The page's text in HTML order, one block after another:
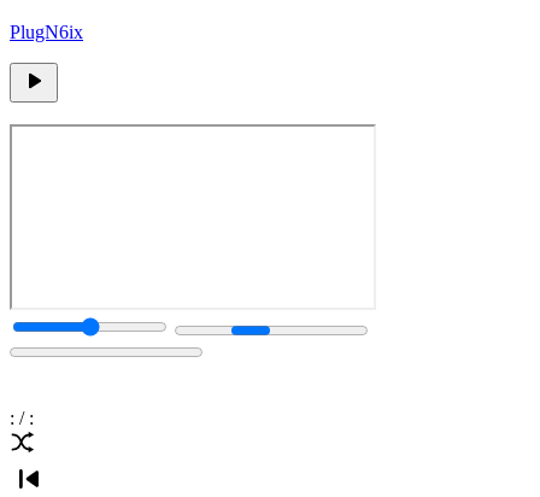
PlugN6ix
: / :